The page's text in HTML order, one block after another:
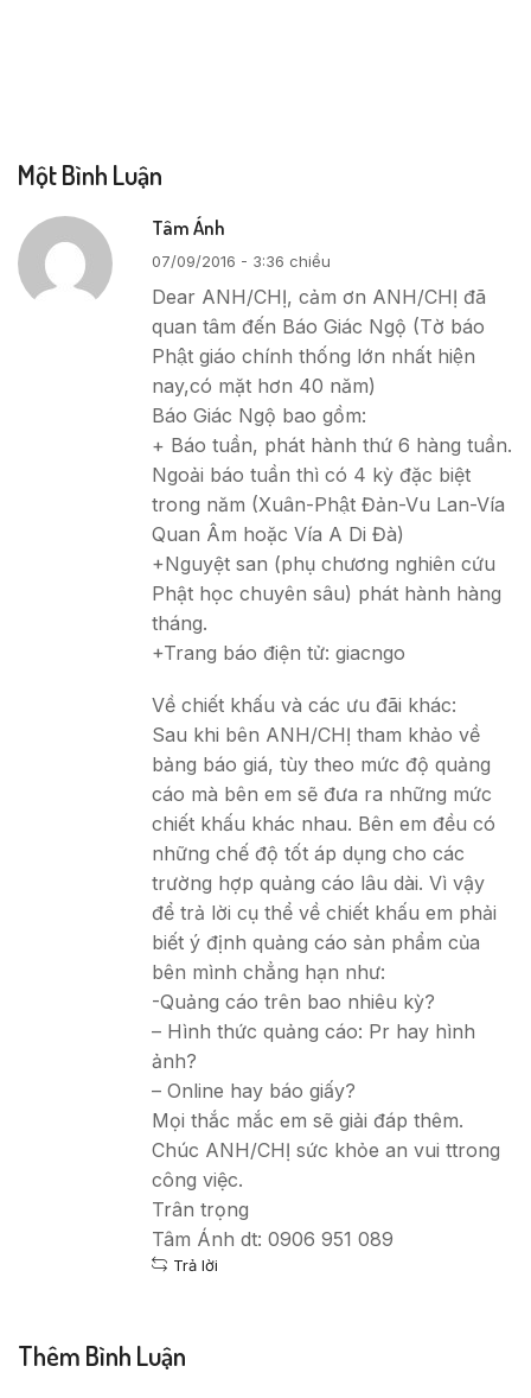
Một Bình Luận
Tâm Ánh
07/09/2016 - 3:36 chiều
Dear ANH/CHỊ, cảm ơn ANH/CHỊ đã
quan tâm đến Báo Giác Ngộ (Tờ báo
Phật giáo chính thống lớn nhất hiện
nay,có mặt hơn 40 năm)
Báo Giác Ngộ bao gồm:
+ Báo tuần, phát hành thứ 6 hàng tuần.
Ngoải báo tuần thì có 4 kỳ đặc biệt
trong năm (Xuân-Phật Đản-Vu Lan-Vía
Quan Âm hoặc Vía A Di Đà)
+Nguyệt san (phụ chương nghiên cứu
Phật học chuyên sâu) phát hành hàng
tháng.
+Trang báo điện tử: giacngo
Về chiết khấu và các ưu đãi khác:
Sau khi bên ANH/CHỊ tham khảo về
bảng báo giá, tùy theo mức độ quảng
cáo mà bên em sẽ đưa ra những mức
chiết khấu khác nhau. Bên em đều có
những chế độ tốt áp dụng cho các
trường hợp quảng cáo lâu dài. Vì vậy
để trả lời cụ thể về chiết khấu em phải
biết ý định quảng cáo sản phẩm của
bên mình chẳng hạn như:
-Quảng cáo trên bao nhiêu kỳ?
– Hình thức quảng cáo: Pr hay hình
ảnh?
– Online hay báo giấy?
Mọi thắc mắc em sẽ giải đáp thêm.
Chúc ANH/CHỊ sức khỏe an vui ttrong
công việc.
Trân trọng
Tâm Ánh dt: 0906 951 089
Trả lời
Thêm Bình Luận